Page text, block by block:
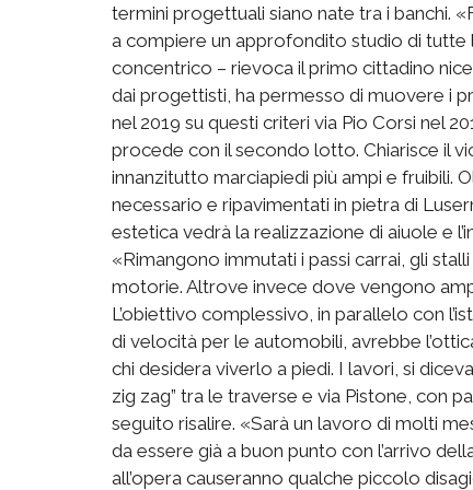
termini progettuali siano nate tra i banchi.
a compiere un approfondito studio di tutte
concentrico – rievoca il primo cittadino
dai progettisti, ha permesso di muovere i
nel 2019 su questi criteri via Pio Corsi nel
procede con il secondo lotto. Chiarisce il
innanzitutto marciapiedi più ampi e fruibili.
necessario e ripavimentati in pietra di
estetica vedrà la realizzazione di aiuole e
«Rimangono immutati i passi carrai, gli
motorie. Altrove invece dove vengono
L’obiettivo complessivo, in parallelo con
di velocità per le automobili, avrebbe
chi desidera viverlo a piedi. I lavori, si
zig zag” tra le traverse e via Pistone, con
seguito risalire. «Sarà un lavoro di molti
da essere già a buon punto con l’arrivo
all’opera causeranno qualche piccolo